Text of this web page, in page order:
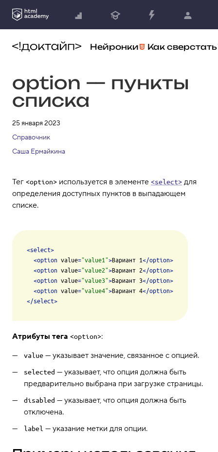
Нейронки Как сверстать
option — пункты
списка
25 января 2023
Справочник
Саша Ермайкина
Тег <option> используется в элементе <select> для
определения доступных пунктов в выпадающем
списке.
<select>
<option value="value1">Вариант 1</option>
<option value="value2">Вариант 2</option>
<option value="value3">Вариант 3</option>
<option value="value4">Вариант 4</option>
</select>
Атрибуты тега <option>:
value — указывает значение, связанное с опцией.
selected — указывает, что опция должна быть
предварительно выбрана при загрузке страницы.
disabled — указывает, что опция должна быть
отключена.
label — указание метки для опции.